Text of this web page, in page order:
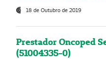
18 de Outubro de 2019
Prestador Oncoped
(51004335-0)